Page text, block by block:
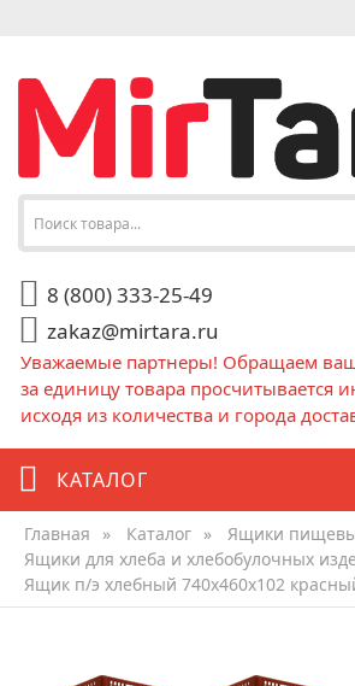
8 (800) 333-25-49
zakaz@mirtara.ru
Уважаемые партнеры! Обращаем
за единицу товара просчитывается
исходя из количества и города
КАТАЛОГ
Главная » Каталог » Ящики
Ящики для хлеба и хлебобулочных
Ящик п/э хлебный 740х460х102